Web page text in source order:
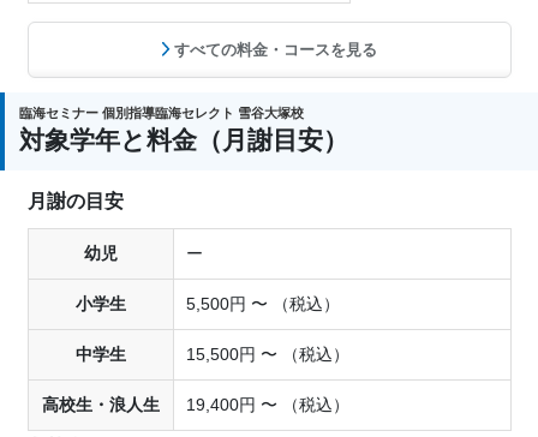
すべての料金・コースを見る
臨海セミナー 個別指導臨海セレクト 雪谷大塚校
対象学年と料金（月謝目安）
月謝の目安
幼児 ー
小学生 5,500円 〜 （税込）
中学生 15,500円 〜 （税込）
高校生・浪人生 19,400円 〜 （税込）